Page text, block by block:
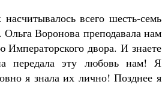
всего шесть-семь
Воронова преподавала нам
двора. И знаете
передала эту любовь нам! Я
я знала их лично! Позднее я